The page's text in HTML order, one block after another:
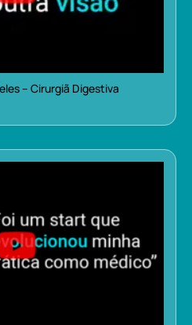
– Cirurgiã Digestiva